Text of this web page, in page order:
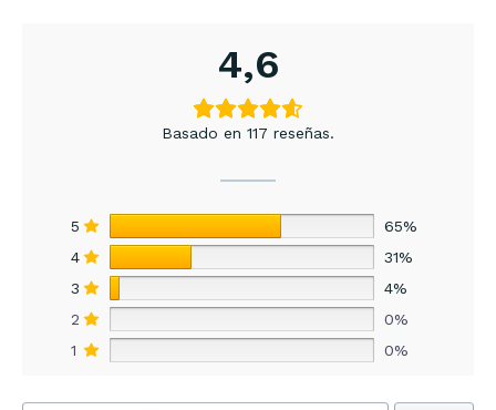
4,6
Basado en 117 reseñas.
5
65%
4
31%
3
4%
2
0%
1
0%